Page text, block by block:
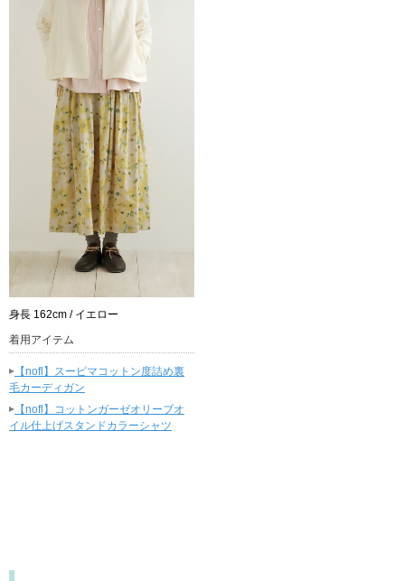
身長 162cm / イエロー
着用アイテム
▸ 【nofl】スーピマコットン度詰め裏
毛カーディガン
▸ 【nofl】コットンガーゼオリーブオ
イル仕上げスタンドカラーシャツ